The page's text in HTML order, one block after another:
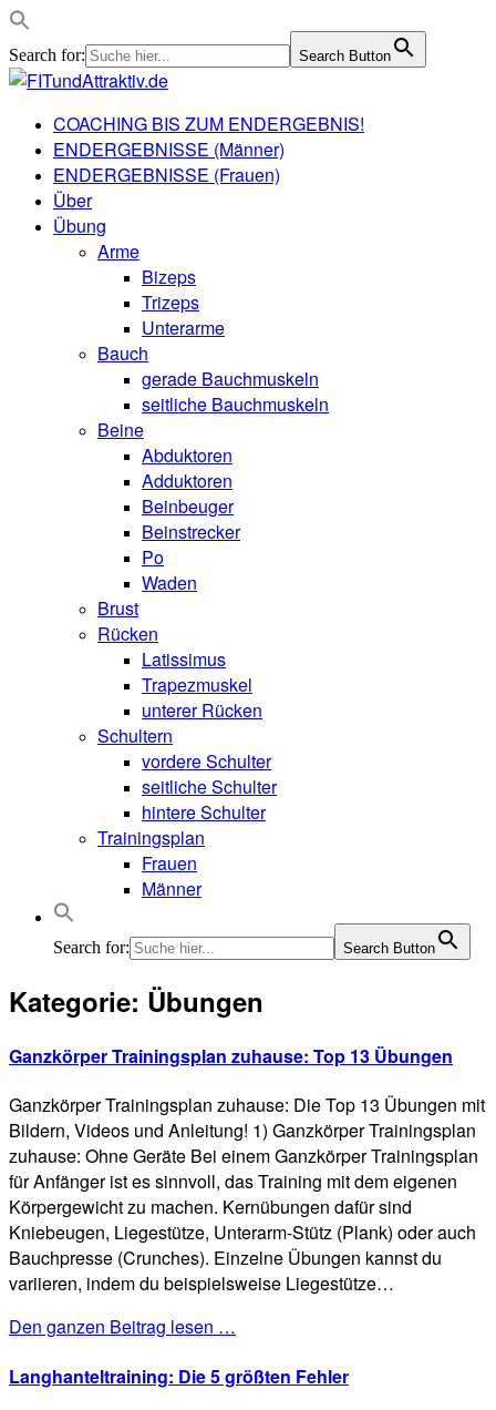
Search for: Search Button
COACHING BIS ZUM ENDERGEBNIS!
ENDERGEBNISSE (Männer)
ENDERGEBNISSE (Frauen)
Über
Übung
Arme
Bizeps
Trizeps
Unterarme
Bauch
gerade Bauchmuskeln
seitliche Bauchmuskeln
Beine
Abduktoren
Adduktoren
Beinbeuger
Beinstrecker
Po
Waden
Brust
Rücken
Latissimus
Trapezmuskel
unterer Rücken
Schultern
vordere Schulter
seitliche Schulter
hintere Schulter
Trainingsplan
Frauen
Männer
Search for: Search Button
Kategorie: Übungen
Ganzkörper Trainingsplan zuhause: Top 13 Übungen
Ganzkörper Trainingsplan zuhause: Die Top 13 Übungen mit
Bildern, Videos und Anleitung! 1) Ganzkörper Trainingsplan
zuhause: Ohne Geräte Bei einem Ganzkörper Trainingsplan
für Anfänger ist es sinnvoll, das Training mit dem eigenen
Körpergewicht zu machen. Kernübungen dafür sind
Kniebeugen, Liegestütze, Unterarm-Stütz (Plank) oder auch
Bauchpresse (Crunches). Einzelne Übungen kannst du
variieren, indem du beispielsweise Liegestütze…
Den ganzen Beitrag lesen …
Langhanteltraining: Die 5 größten Fehler